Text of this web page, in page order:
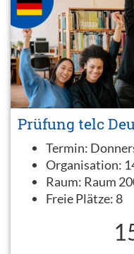
Prüfung telc
Termin:
Organisation:
Raum: Raum
Freie Plätze: 8